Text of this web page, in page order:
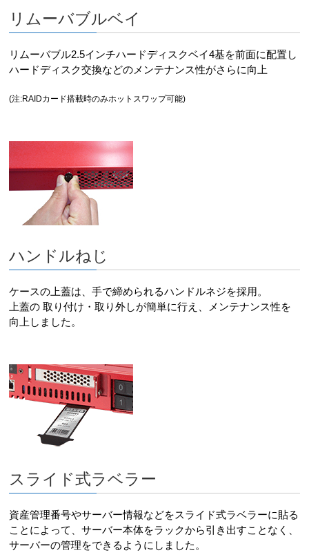
リムーバブルベイ
リムーバブル2.5インチハードディスクベイ4基を前面に配置し
ハードディスク交換などのメンテナンス性がさらに向上
(注:RAIDカード搭載時のみホットスワップ可能)
ハンドルねじ
ケースの上蓋は、手で締められるハンドルネジを採用。
上蓋の 取り付け・取り外しが簡単に行え、メンテナンス性を
向上しました。
スライド式ラベラー
資産管理番号やサーバー情報などをスライド式ラベラーに貼る
ことによって、サーバー本体をラックから引き出すことなく、
サーバーの管理をできるようにしました。